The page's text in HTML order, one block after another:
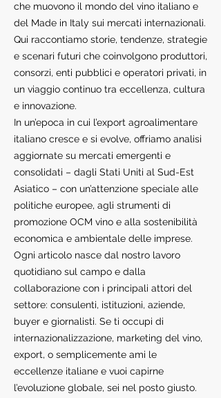
che muovono il mondo del vino italiano e
del Made in Italy sui mercati internazionali.
Qui raccontiamo storie, tendenze, strategie
e scenari futuri che coinvolgono produttori,
consorzi, enti pubblici e operatori privati, in
un viaggio continuo tra eccellenza, cultura
e innovazione.
In un’epoca in cui l’export agroalimentare
italiano cresce e si evolve, offriamo analisi
aggiornate su mercati emergenti e
consolidati – dagli Stati Uniti al Sud-Est
Asiatico – con un’attenzione speciale alle
politiche europee, agli strumenti di
promozione OCM vino e alla sostenibilità
economica e ambientale delle imprese.
Ogni articolo nasce dal nostro lavoro
quotidiano sul campo e dalla
collaborazione con i principali attori del
settore: consulenti, istituzioni, aziende,
buyer e giornalisti. Se ti occupi di
internazionalizzazione, marketing del vino,
export, o semplicemente ami le
eccellenze italiane e vuoi capirne
l’evoluzione globale, sei nel posto giusto.